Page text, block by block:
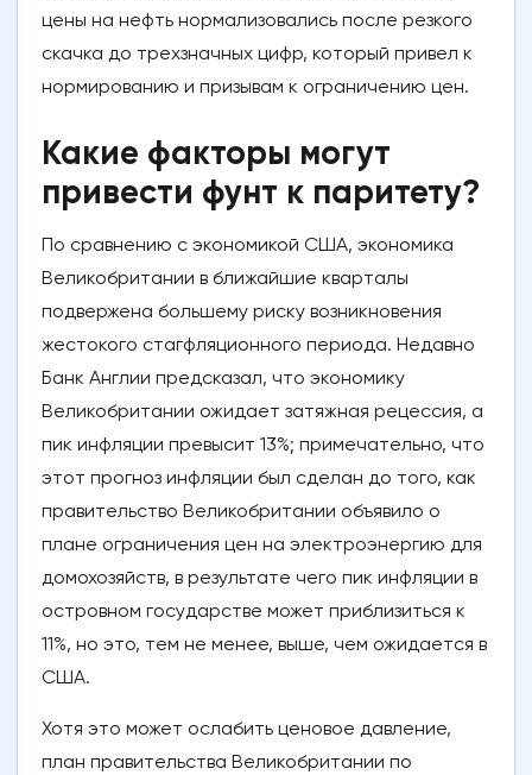
цены на нефть нормализовались после резкого
скачка до трехзначных цифр, который привел к
нормированию и призывам к ограничению цен.
Какие факторы могут
привести фунт к паритету?
По сравнению с экономикой США, экономика
Великобритании в ближайшие кварталы
подвержена большему риску возникновения
жестокого стагфляционного периода. Недавно
Банк Англии предсказал, что экономику
Великобритании ожидает затяжная рецессия, а
пик инфляции превысит 13%; примечательно, что
этот прогноз инфляции был сделан до того, как
правительство Великобритании объявило о
плане ограничения цен на электроэнергию для
домохозяйств, в результате чего пик инфляции в
островном государстве может приблизиться к
11%, но это, тем не менее, выше, чем ожидается в
США.
Хотя это может ослабить ценовое давление,
план правительства Великобритании по